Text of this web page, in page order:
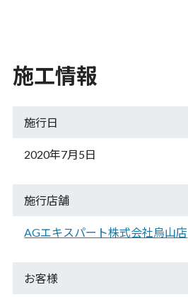
施工情報
施行日
2020年7月5日
施行店舗
AGエキスパート株式会社烏山店
お客様